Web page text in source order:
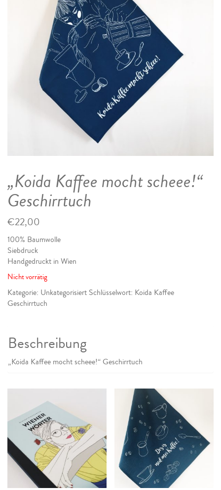
„Koida Kaffee mocht scheee!“
Geschirrtuch
€22,00
100% Baumwolle
Siebdruck
Handgedruckt in Wien
Nicht vorrätig
Kategorie: Unkategorisiert Schlüsselwort: Koida Kaffee
Geschirrtuch
Beschreibung
„Koida Kaffee mocht scheee!“ Geschirrtuch